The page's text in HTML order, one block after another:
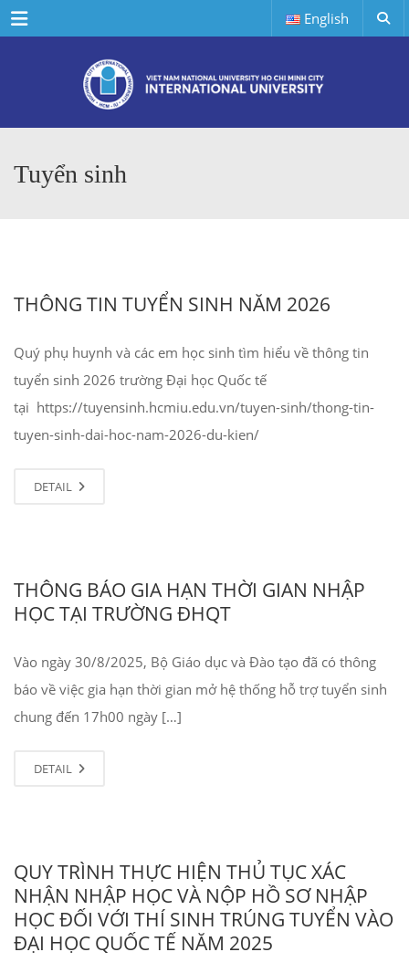
Menu English
Tuyển sinh
THÔNG TIN TUYỂN SINH NĂM 2026
Quý phụ huynh và các em học sinh tìm hiểu về thông tin
tuyển sinh 2026 trường Đại học Quốc tế
tại https://tuyensinh.hcmiu.edu.vn/tuyen-sinh/thong-tin-
tuyen-sinh-dai-hoc-nam-2026-du-kien/
DETAIL
THÔNG BÁO GIA HẠN THỜI GIAN NHẬP
HỌC TẠI TRƯỜNG ĐHQT
Vào ngày 30/8/2025, Bộ Giáo dục và Đào tạo đã có thông
báo về việc gia hạn thời gian mở hệ thống hỗ trợ tuyển sinh
chung đến 17h00 ngày […]
DETAIL
QUY TRÌNH THỰC HIỆN THỦ TỤC XÁC
NHẬN NHẬP HỌC VÀ NỘP HỒ SƠ NHẬP
HỌC ĐỐI VỚI THÍ SINH TRÚNG TUYỂN VÀO
ĐẠI HỌC QUỐC TẾ NĂM 2025